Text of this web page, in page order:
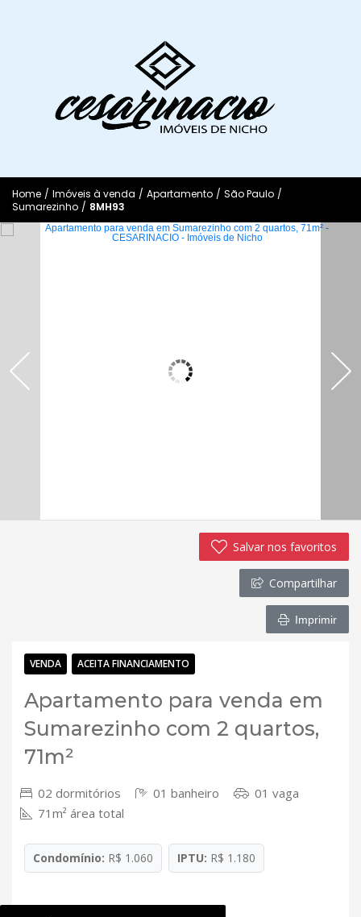
Home / Imóveis à venda / Apartamento / São Paulo /
Sumarezinho / 8MH93
Salvar nos favoritos
Compartilhar
Imprimir
VENDA ACEITA FINANCIAMENTO
Apartamento para venda em
Sumarezinho com 2 quartos,
71m²
02 dormitórios 01 banheiro
01 vaga
71m² área total
Condomínio: R$ 1.060 IPTU: R$ 1.180